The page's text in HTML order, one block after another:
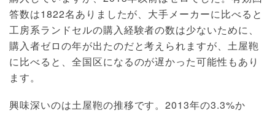
答数は1822名ありましたが、大手メーカーに比べると
工房系ランドセルの購入経験者の数は少ないために、
購入者ゼロの年が出たのだと考えられますが、土屋鞄
に比べると、全国区になるのが遅かった可能性もあり
ます。
興味深いのは土屋鞄の推移です。2013年の3.3%か